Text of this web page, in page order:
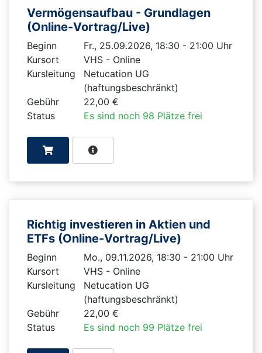
Vermögensaufbau - Grundlagen
(Online-Vortrag/Live)
Beginn
Fr., 25.09.2026, 18:30 - 21:00 Uhr
Kursort
VHS - Online
Kursleitung
Netucation UG
(haftungsbeschränkt)
Gebühr
22,00 €
Status
Es sind noch 98 Plätze frei
Richtig investieren in Aktien und
ETFs (Online-Vortrag/Live)
Beginn
Mo., 09.11.2026, 18:30 - 21:00 Uhr
Kursort
VHS - Online
Kursleitung
Netucation UG
(haftungsbeschränkt)
Gebühr
22,00 €
Status
Es sind noch 99 Plätze frei